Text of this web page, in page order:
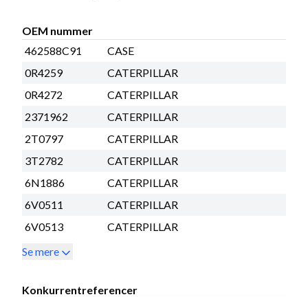
OEM nummer
462588C91
CASE
0R4259
CATERPILLAR
0R4272
CATERPILLAR
2371962
CATERPILLAR
2T0797
CATERPILLAR
3T2782
CATERPILLAR
6N1886
CATERPILLAR
6V0511
CATERPILLAR
6V0513
CATERPILLAR
Se mere
Konkurrentreferencer